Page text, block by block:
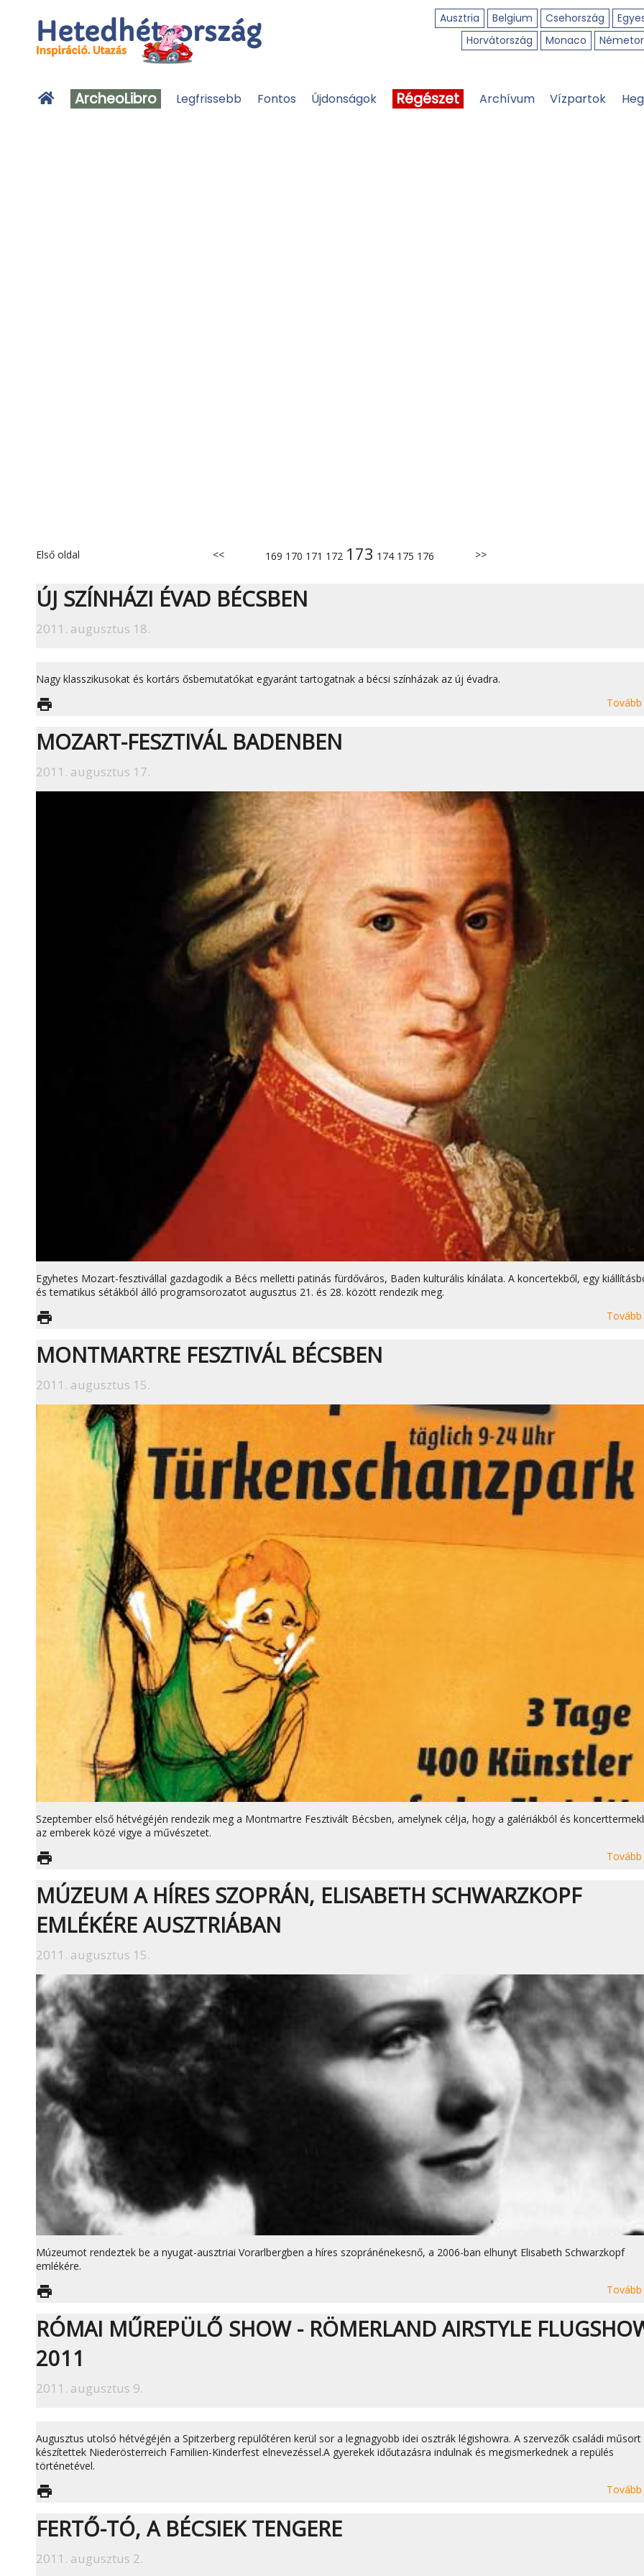
Ausztria Belgium Csehország
Horvátország
Monaco
ArcheoLibro Legfrissebb Fontos Újdonságok Régészet Archívum Vízpartok
Első oldal << 169 170 171 172 173 174 175 176 >>
ÚJ SZÍNHÁZI ÉVAD BÉCSBEN
2011. augusztus 18.
Nagy klasszikusokat és kortárs ősbemutatókat egyaránt tartogatnak a bécsi színházak az új évadra.
Tovább
print
MOZART-FESZTIVÁL BADENBEN
2011. augusztus 17.
Egyhetes Mozart-fesztivállal gazdagodik a Bécs melletti patinás fürdőváros, Baden kulturális kínálata. A koncertekből, egy
és tematikus sétákból álló programsorozatot augusztus 21. és 28. között rendezik meg.
Tovább
print
MONTMARTRE FESZTIVÁL BÉCSBEN
2011. augusztus 15.
Szeptember első hétvégéjén rendezik meg a Montmartre Fesztivált Bécsben, amelynek célja, hogy a galériákból és
az emberek közé vigye a művészetet.
Tovább
print
MÚZEUM A HÍRES SZOPRÁN, ELISABETH SCHWARZKOPF
EMLÉKÉRE AUSZTRIÁBAN
2011. augusztus 15.
Múzeumot rendeztek be a nyugat-ausztriai Vorarlbergben a híres szopránénekesnő, a 2006-ban elhunyt Elisabeth Schwarzkopf
emlékére.
Tovább
print
RÓMAI MŰREPÜLŐ SHOW - RÖMERLAND AIRSTYLE
2011
2011. augusztus 9.
Augusztus utolsó hétvégéjén a Spitzerberg repülőtéren kerül sor a legnagyobb idei osztrák légishowra. A szervezők családi műsort
készítettek Niederösterreich Familien-Kinderfest elnevezéssel.A gyerekek időutazásra indulnak és megismerkednek a repülés
történetével.
Tovább
print
FERTŐ-TÓ, A BÉCSIEK TENGERE
2011. augusztus 2.